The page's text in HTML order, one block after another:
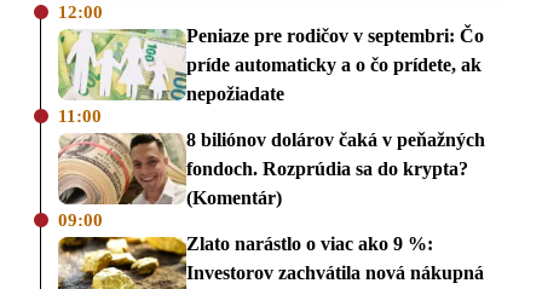
12:00
Peniaze pre rodičov v septembri: Čo
príde automaticky a o čo prídete, ak
nepožiadate
11:00
8 biliónov dolárov čaká v peňažných
fondoch. Rozprúdia sa do krypta?
(Komentár)
09:00
Zlato narástlo o viac ako 9 %:
Investorov zachvátila nová nákupná